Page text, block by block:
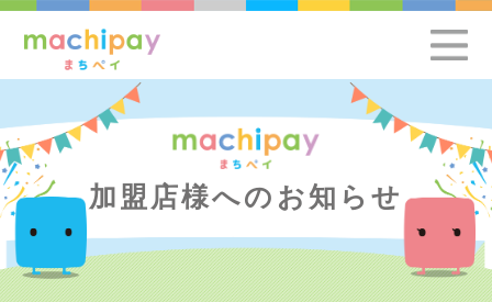
加盟店様へのお知らせ